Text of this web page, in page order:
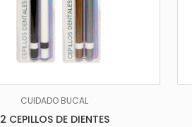
CUIDADO BUCAL
2 CEPILLOS DE DIENTES